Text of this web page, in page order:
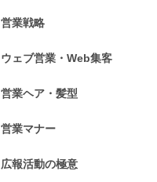
営業戦略
ウェブ営業・Web集客
営業ヘア・髪型
営業マナー
広報活動の極意